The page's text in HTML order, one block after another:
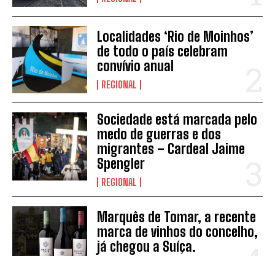
INSCREVER
Localidades ‘Rio de Moinhos’
de todo o país celebram
convívio anual
REGIONAL
Sociedade está marcada pelo
medo de guerras e dos
migrantes – Cardeal Jaime
Spengler
REGIONAL
Marquês de Tomar, a recente
marca de vinhos do concelho,
já chegou a Suíça.